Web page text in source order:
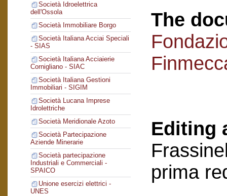
Società Idroelettrica
dell'Ossola
Società Immobiliare Borgo
Società Italiana Acciai Speciali
- SIAS
Società Italiana Acciaierie
Cornigliano - SIAC
Società Italiana Gestioni
Immobiliari - SIGIM
Società Lucana Imprese
Idrolettriche
Società Meridionale Azoto
Società Partecipazione
Aziende Minerarie
Società partecipazione
Industriali e Commerciali -
SPAICO
Unione esercizi elettrici -
UNES
The
Editing
prima